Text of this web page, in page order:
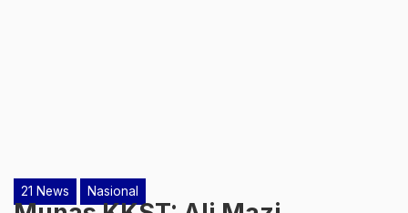
21 News Nasional